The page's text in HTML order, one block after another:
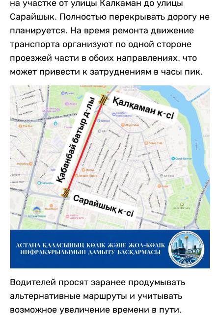
на участке от улицы Калкаман до улицы
Сарайшык. Полностью перекрывать дорогу не
планируется. На время ремонта движение
транспорта организуют по одной стороне
проезжей части в обоих направлениях, что
может привести к затруднениям в часы пик.
Водителей просят заранее продумывать
альтернативные маршруты и учитывать
возможное увеличение времени в пути.